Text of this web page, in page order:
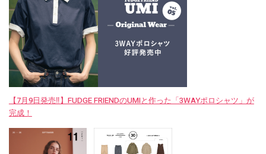
【7月9日発売‼︎】FUDGE FRIENDのUMIと作った「3WAYポロシャツ」が
完成！